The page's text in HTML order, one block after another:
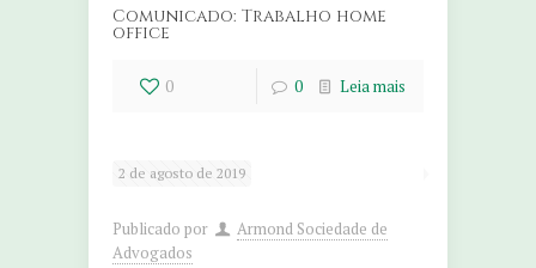
Comunicado: Trabalho home
office
0 0 Leia mais
2 de agosto de 2019
Publicado por
Armond Sociedade de
Advogados